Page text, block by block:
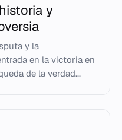
y
y la
en la victoria en
de la verdad...